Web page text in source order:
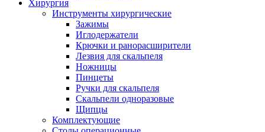
Хирургия
Инструменты хирургические
Зажимы
Иглодержатели
Крючки и ранорасширители
Лезвия для скальпеля
Ножницы
Пинцеты
Ручки для скальпеля
Скальпели одноразовые
Щипцы
Комплектующие